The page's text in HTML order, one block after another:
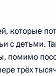
с детьми.
помимо
трёх